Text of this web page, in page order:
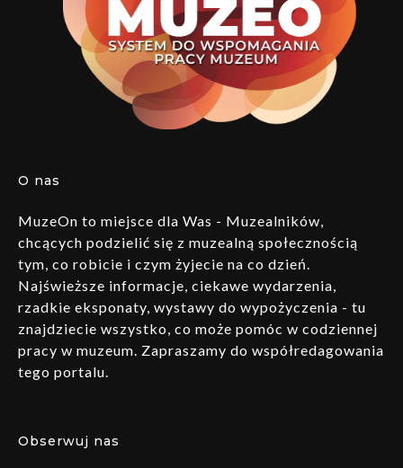
O nas
MuzeOn to miejsce dla Was - Muzealników,
chcących podzielić się z muzealną społecznością
tym, co robicie i czym żyjecie na co dzień.
Najświeższe informacje, ciekawe wydarzenia,
rzadkie eksponaty, wystawy do wypożyczenia - tu
znajdziecie wszystko, co może pomóc w codziennej
pracy w muzeum. Zapraszamy do współredagowania
tego portalu.
Obserwuj nas